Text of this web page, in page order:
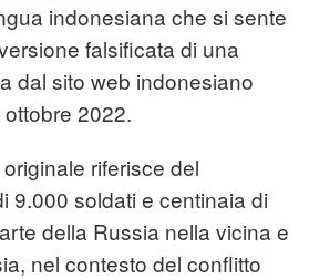
indonesiana che si sente
falsificata di una
dal sito web indonesiano
2022.
riferisce del
9.000 soldati e centinaia di
della Russia nella vicina e
nel contesto del conflitto